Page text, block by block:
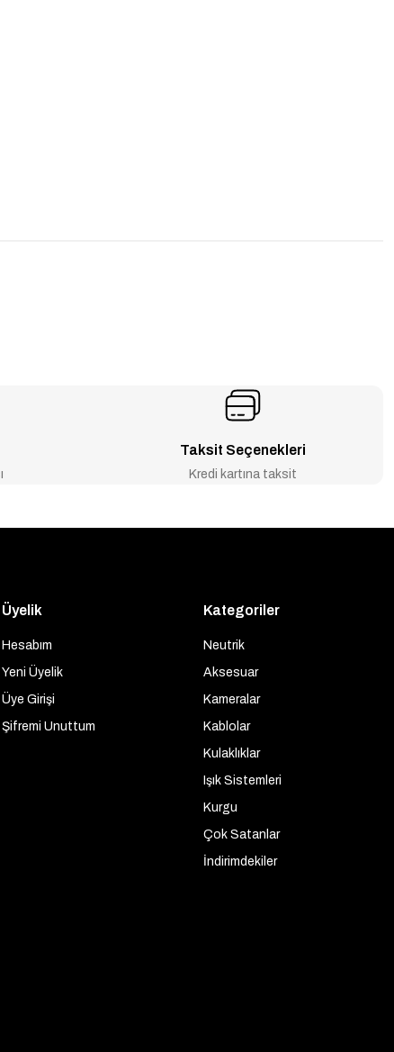
Taksit Seçenekleri
Kredi kartına taksit
Üyelik
Hesabım
Yeni Üyelik
Üye Girişi
Şifremi Unuttum
Kategoriler
Neutrik
Aksesuar
Kameralar
Kablolar
Kulaklıklar
Işık Sistemleri
Kurgu
Çok Satanlar
İndirimdekiler